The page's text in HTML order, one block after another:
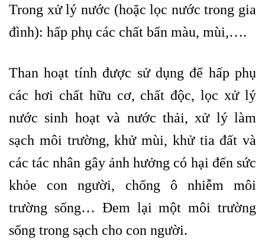
Trong xử lý nước (hoặc lọc nước trong gia
đình): hấp phụ các chất bẩn màu, mùi,….
Than hoạt tính được sử dụng để hấp phụ
các hơi chất hữu cơ, chất độc, lọc xử lý
nước sinh hoạt và nước thải, xử lý làm
sạch môi trường, khử mùi, khử tia đất và
các tác nhân gây ảnh hưởng có hại đến sức
khỏe con người, chống ô nhiễm môi
trường sống… Đem lại một môi trường
sống trong sạch cho con người.